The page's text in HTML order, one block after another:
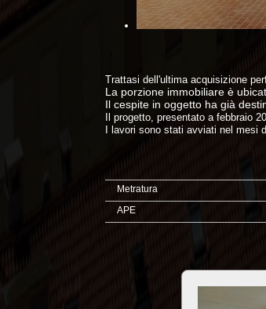
Trattasi dell'ultima acquisizione
La porzione immobiliare è
Il cespite in oggetto ha già
Il progetto, presentato a febbraio
I lavori sono stati avviati nel mesi
Metratura
APE